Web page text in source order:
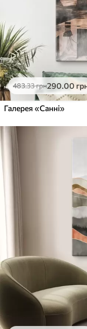
483.33грн290.00
Галерея «Санні»